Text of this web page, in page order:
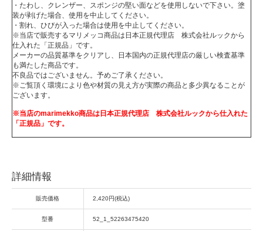
・たわし、クレンザー、スポンジの堅い面などを使用しないで下さい。塗
装が剥げた場合、使用を中止してください。
・割れ、ひびが入った場合は使用を中止してください。
※当店で販売するマリメッコ商品は日本正規代理店 株式会社ルックから
仕入れた「正規品」です。
メーカーの品質基準をクリアし、日本国内の正規代理店の厳しい検査基準
も満たした商品です。
不良品ではございません。予めご了承ください。
※ご覧頂く環境により色や材質の見え方が実際の商品と多少異なることが
ございます。
※当店のmarimekko商品は日本正規代理店 株式会社ルックから仕入れた
「正規品」です。
詳細情報
販売価格 2,420円(税込)
型番 52_1_52263475420